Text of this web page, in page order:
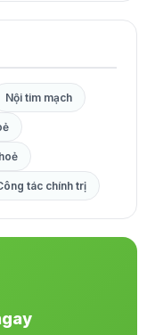
Nội tim mạch
tác chính trị